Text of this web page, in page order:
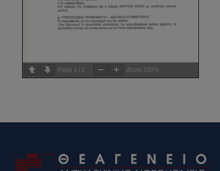
Page 1 / 2 Zoom 100%